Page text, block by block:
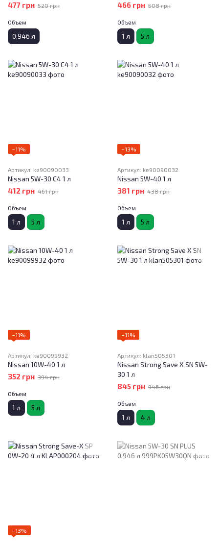
477 грн 520 грн
Объем
0,946 л
466 грн 508 грн
Объем
1 л 5 л
−11%
Артикул: ke90090033
Nissan 5W-30 C4 1 л
412 грн 461 грн
Объем
1 л 5 л
−13%
Артикул: ke90090032
Nissan 5W-40 1 л
381 грн 438 грн
Объем
1 л 5 л
−11%
Артикул: ke90099932
Nissan 10W-40 1 л
352 грн 394 грн
Объем
1 л 5 л
−11%
Артикул: klan505301
Nissan Strong Save X SN 5W-
30 1 л
845 грн 946 грн
Объем
1 л 4 л
−13%